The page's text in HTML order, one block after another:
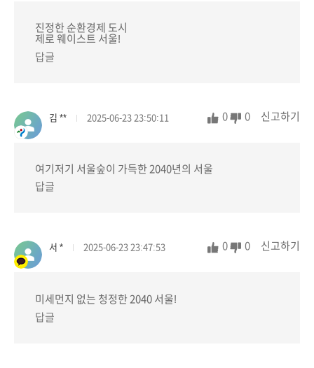
진정한 순환경제 도시
제로 웨이스트 서울!
답글
김 ** 2025-06-23 23:50:11 0 0 신고하기
여기저기 서울숲이 가득한 2040년의 서울
답글
서 * 2025-06-23 23:47:53 0 0 신고하기
미세먼지 없는 청정한 2040 서울!
답글